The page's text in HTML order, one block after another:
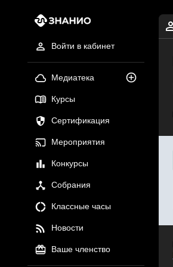
Войти в кабинет
Медиатека
Курсы
Сертификация
Мероприятия
Конкурсы
Собрания
Классные часы
Новости
Ваше членство